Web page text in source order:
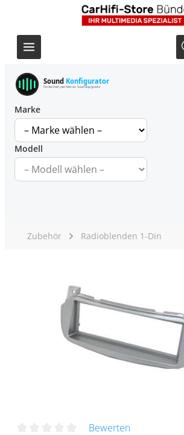
Sound Konfigurator
Finde dein perfektes Soundupgrade
Marke
Modell
Zubehör Radioblenden 1-Din
Bewerten